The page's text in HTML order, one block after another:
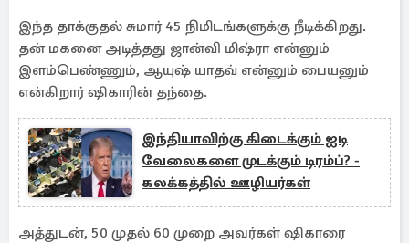
இந்த தாக்குதல் சுமார் 45 நிமிடங்களுக்கு நீடிக்கிறது.
தன் மகனை அடித்தது ஜான்வி மிஷ்ரா என்னும்
இளம்பெண்ணும், ஆயுஷ் யாதவ் என்னும் பையனும்
என்கிறார் ஷிகாரின் தந்தை.
இந்தியாவிற்கு கிடைக்கும் ஐடி
வேலைகளை முடக்கும் டிரம்ப்? -
கலக்கத்தில் ஊழியர்கள்
அத்துடன், 50 முதல் 60 முறை அவர்கள் ஷிகாரை